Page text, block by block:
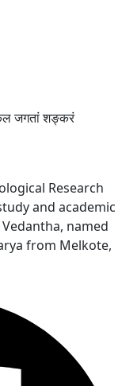
जगतां शङ्करं
Research
and academic
named
from Melkote,